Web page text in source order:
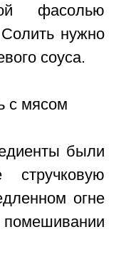
фасолью
нужно
соуса.
были
стручковую
огне